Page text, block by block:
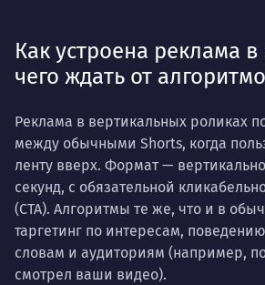
Как устроена реклама
чего ждать от
Реклама в вертикальных роликах
между обычными Shorts, когда
ленту вверх. Формат —
секунд, с обязательной
(CTA). Алгоритмы те же, что и в
таргетинг по интересам,
словам и аудиториям (например,
смотрел ваши видео).